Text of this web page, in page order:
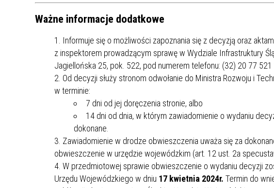
Ważne informacje dodatkowe
Informuje się o możliwości zapoznania się z decyzją oraz
z inspektorem prowadzącym sprawę w Wydziale Infrastruktury
Jagiellońska 25, pok. 522, pod numerem telefonu: (32) 20 77
Od decyzji służy stronom odwołanie do Ministra Rozwoju i
w terminie:
7 dni od jej doręczenia stronie, albo
14 dni od dnia, w którym zawiadomienie o wydaniu
dokonane.
Zawiadomienie w drodze obwieszczenia uważa się za
obwieszczenie w urzędzie wojewódzkim (art. 12 ust. 2a
W przedmiotowej sprawie obwieszczenie o wydaniu decyzji
Urzędu Wojewódzkiego w dniu 17 kwietnia 2024r. Termin do